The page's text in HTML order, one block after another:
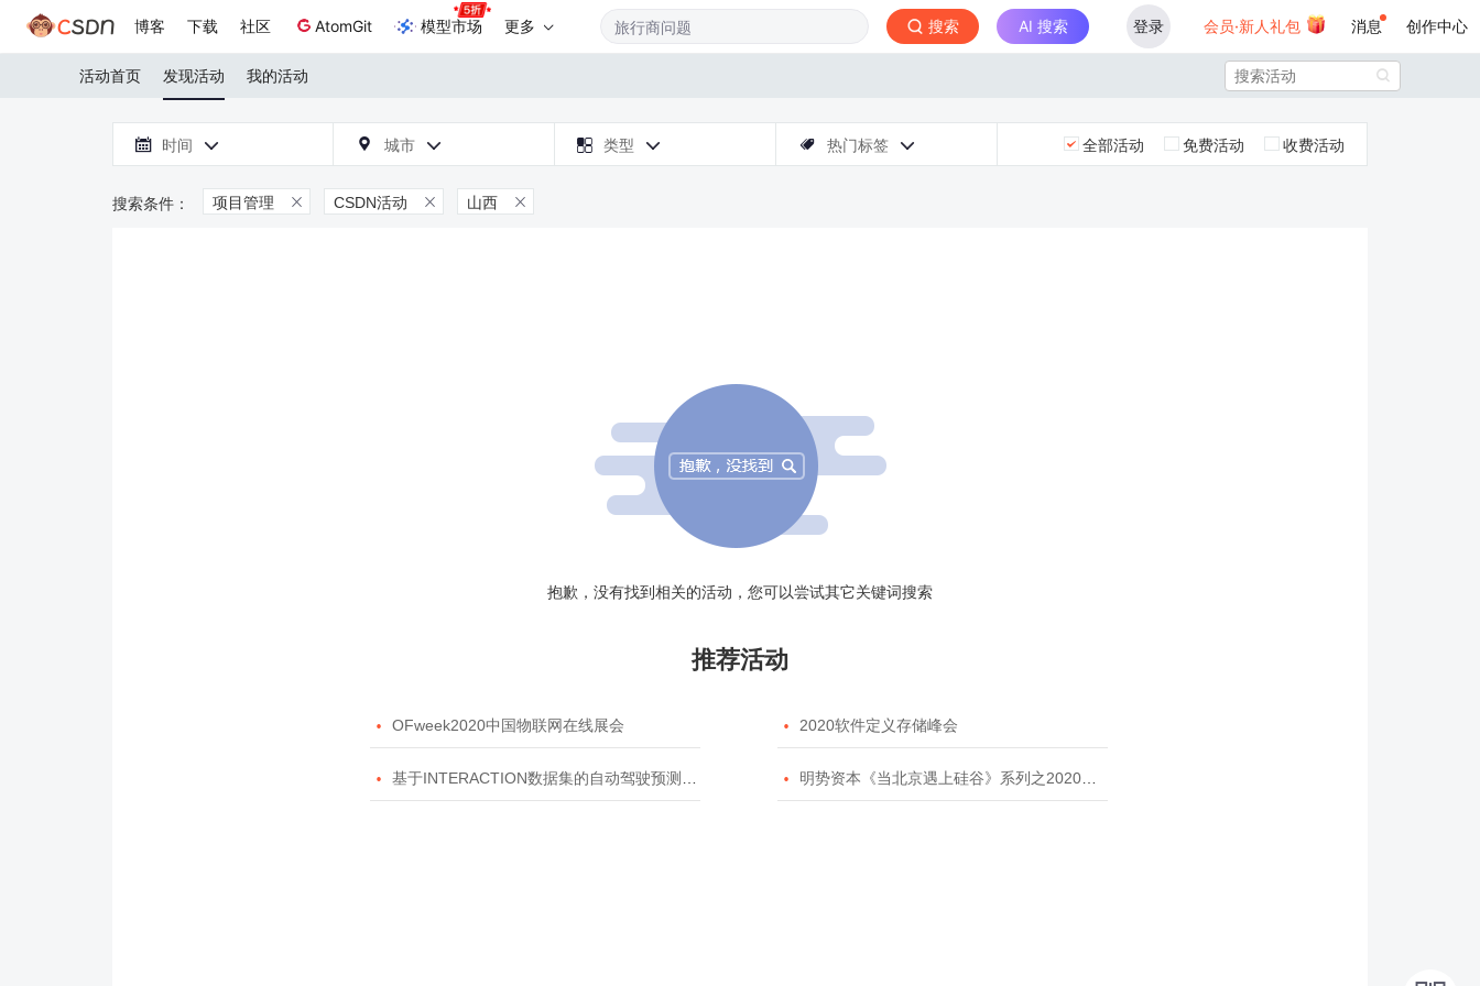
博客 下载 社区 AtomGit 模型市场 更多 搜索 AI 搜索 登录 会员·新人礼包 消息 创作中心
活动首页 发现活动 我的活动 
 时间   城市   类型   热门标签  全部活动 免费活动 收费活动
项目管理  CSDN活动  山西 
抱歉，没有找到相关的活动，您可以尝试其它关键词搜索
推荐活动
 OFweek2020中国物联网在线展会  2020软件定义存储峰会
 基于INTERACTION数据集的自动驾驶预测模型挑战赛  明势资本《当北京遇上硅谷》系列之2020年度开源峰会